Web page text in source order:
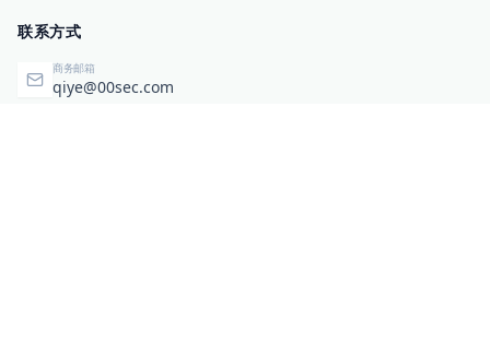
联系方式
商务邮箱
qiye@00sec.com